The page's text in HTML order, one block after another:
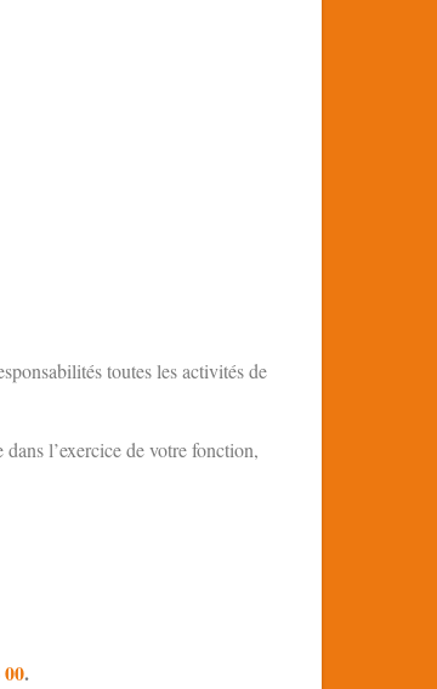
toutes les activités de
l’exercice de votre fonction,
00.